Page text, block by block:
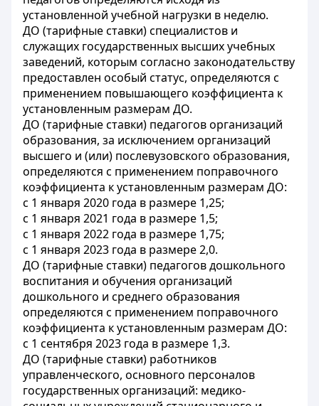
установленной учебной нагрузки в неделю.
ДО (тарифные ставки) специалистов и
служащих государственных высших учебных
заведений, которым согласно законодательству
предоставлен особый статус, определяются с
применением повышающего коэффициента к
установленным размерам ДО.
ДО (тарифные ставки) педагогов организаций
образования, за исключением организаций
высшего и (или) послевузовского образования,
определяются с применением поправочного
коэффициента к установленным размерам ДО:
с 1 января 2020 года в размере 1,25;
с 1 января 2021 года в размере 1,5;
с 1 января 2022 года в размере 1,75;
с 1 января 2023 года в размере 2,0.
ДО (тарифные ставки) педагогов дошкольного
воспитания и обучения организаций
дошкольного и среднего образования
определяются с применением поправочного
коэффициента к установленным размерам ДО:
с 1 сентября 2023 года в размере 1,3.
ДО (тарифные ставки) работников
управленческого, основного персоналов
государственных организаций: медико-